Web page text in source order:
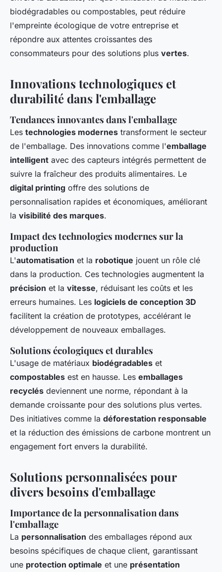
biodégradables ou compostables, peut réduire
l'empreinte écologique de votre entreprise et
répondre aux attentes croissantes des
consommateurs pour des solutions plus vertes.
Innovations technologiques et
durabilité dans l'emballage
Tendances innovantes dans l'emballage
Les technologies modernes transforment le secteur
de l'emballage. Des innovations comme l'emballage
intelligent avec des capteurs intégrés permettent de
suivre la fraîcheur des produits alimentaires. Le
digital printing offre des solutions de
personnalisation rapides et économiques, améliorant
la visibilité des marques.
Impact des technologies modernes sur la
production
L'automatisation et la robotique jouent un rôle clé
dans la production. Ces technologies augmentent la
précision et la vitesse, réduisant les coûts et les
erreurs humaines. Les logiciels de conception 3D
facilitent la création de prototypes, accélérant le
développement de nouveaux emballages.
Solutions écologiques et durables
L'usage de matériaux biodégradables et
compostables est en hausse. Les emballages
recyclés deviennent une norme, répondant à la
demande croissante pour des solutions plus vertes.
Des initiatives comme la déforestation responsable
et la réduction des émissions de carbone montrent un
engagement fort envers la durabilité.
Solutions personnalisées pour
divers besoins d'emballage
Importance de la personnalisation dans
l'emballage
La personnalisation des emballages répond aux
besoins spécifiques de chaque client, garantissant
une protection optimale et une présentation